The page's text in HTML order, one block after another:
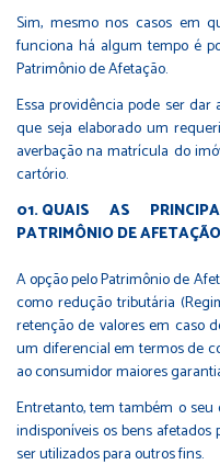
Sim, mesmo nos casos em
funciona há algum tempo é
Patrimônio de Afetação.
Essa providência pode ser
que seja elaborado um
averbação na matrícula do
cartório.
QUAIS AS
PATRIMÔNIO DE
A opção pelo Patrimônio de
como redução tributária
retenção de valores em caso
um diferencial em termos de
ao consumidor maiores
Entretanto, tem também o
indisponíveis os bens
ser utilizados para outros fins.